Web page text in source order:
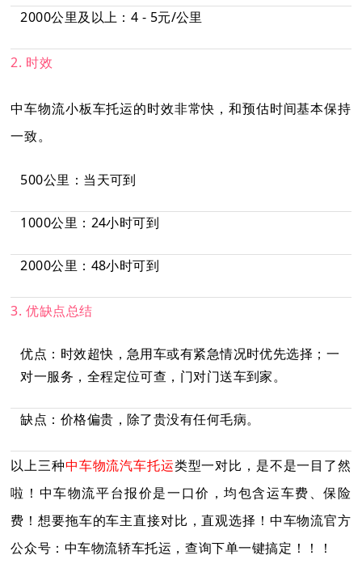
2000公里及以上：4 - 5元/公里
2. 时效
中车物流小板车托运的时效非常快，和预估时间基本保持
一致。
500公里：当天可到
1000公里：24小时可到
2000公里：48小时可到
3. 优缺点总结
优点：时效超快，急用车或有紧急情况时优先选择；一
对一服务，全程定位可查，门对门送车到家。
缺点：价格偏贵，除了贵没有任何毛病。
以上三种中车物流汽车托运类型一对比，是不是一目了然
啦！中车物流平台报价是一口价，均包含运车费、保险
费！想要拖车的车主直接对比，直观选择！中车物流官方
公众号：中车物流轿车托运，查询下单一键搞定！！！